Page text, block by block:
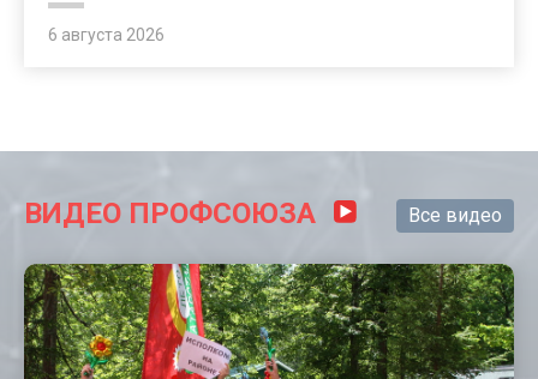
6 августа 2026
ВИДЕО ПРОФСОЮЗА Все видео